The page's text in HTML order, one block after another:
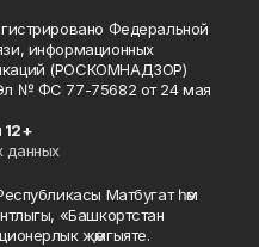
Федеральной
информационных
(РОСКОМНАДЗОР)
№ ФС 77-75682 от 24 мая
12+
данных
Матбугат һәм
«Башкортстан
җәмгыяте.